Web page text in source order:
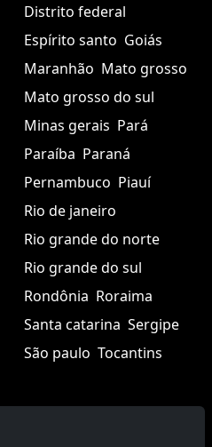
Distrito federal
Espírito santo Goiás
Maranhão Mato grosso
Mato grosso do sul
Minas gerais Pará
Paraíba Paraná
Pernambuco Piauí
Rio de janeiro
Rio grande do norte
Rio grande do sul
Rondônia Roraima
Santa catarina Sergipe
São paulo Tocantins